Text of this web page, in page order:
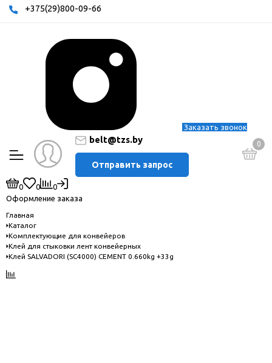
+375(29)800-09-66
Заказать звонок
belt@tzs.by
Отправить запрос
0
0 0
0
Оформление заказа
Главная
Каталог
Комплектующие для конвейеров
Клей для стыковки лент конвейерных
Клей SALVADORI (SC4000) CEMENT 0.660kg +33g